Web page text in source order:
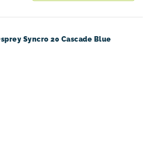
Syncro 20 Cascade Blue